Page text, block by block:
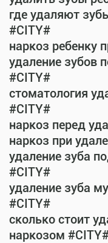
где удаляют
#CITY#
наркоз ребенку
удаление зубов
#CITY#
стоматология
#CITY#
наркоз перед
наркоз при
удаление зуба
#CITY#
удаление зуба
#CITY#
сколько стоит
наркозом